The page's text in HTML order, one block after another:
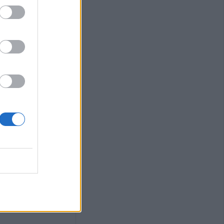
ρεύματος από
της
τον πρόεδρο
Λάρισας"
"Λευτεριά